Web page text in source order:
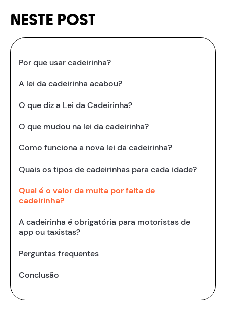
NESTE POST
Por que usar cadeirinha?
A lei da cadeirinha acabou?
O que diz a Lei da Cadeirinha?
O que mudou na lei da cadeirinha?
Como funciona a nova lei da cadeirinha?
Quais os tipos de cadeirinhas para cada idade?
Qual é o valor da multa por falta de
cadeirinha?
A cadeirinha é obrigatória para motoristas de
app ou taxistas?
Perguntas frequentes
Co‍nclusão